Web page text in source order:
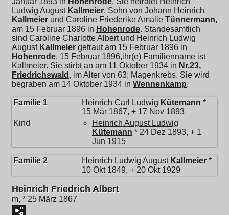
Ludwig August Kallmeier, Sohn von Johann Heinrich
Kallmeier und Caroline Friederike Amalie Tünnermann,
am 15 Februar 1896 in Hohenrode. Standesamtlich
sind Caroline Charlotte Albert und Heinrich Ludwig
August Kallmeier getraut am 15 Februar 1896 in
Hohenrode. 15 Februar 1896,ihr(e) Familienname ist
Kallmeier. Sie stirbt an am 11 Oktober 1934 in Nr.23,
Friedrichswald , im Alter von 63; Magenkrebs. Sie wird
begraben am 14 Oktober 1934 in Wennenkamp.
Familie 1 Heinrich Carl Ludwig Kütemann *
15 Mär 1867, + 17 Nov 1893
Kind
Heinrich August Ludwig
Kütemann * 24 Dez 1893, + 1
Jun 1915
Familie 2 Heinrich Ludwig August Kallmeier *
10 Okt 1849, + 20 Okt 1929
Heinrich Friedrich Albert
m, * 25 März 1867